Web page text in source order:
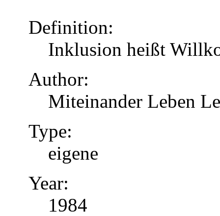
Definition:
Inklusion heißt
Author:
Miteinander Leben
Type:
eigene
Year:
1984